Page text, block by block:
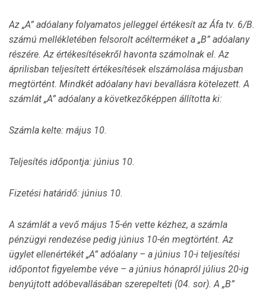
Az „A” adóalany folyamatos jelleggel értékesít az Áfa tv. 6/B.
számú mellékletében felsorolt acélterméket a „B” adóalany
részére. Az értékesítésekről havonta számolnak el. Az
áprilisban teljesített értékesítések elszámolása májusban
megtörtént. Mindkét adóalany havi bevallásra kötelezett. A
számlát „A” adóalany a következőképpen állította ki:
Számla kelte: május 10.
Teljesítés időpontja: június 10.
Fizetési határidő: június 10.
A számlát a vevő május 15-én vette kézhez, a számla
pénzügyi rendezése pedig június 10-én megtörtént. Az
ügylet ellenértékét „A” adóalany – a június 10-i teljesítési
időpontot figyelembe véve – a június hónapról július 20-ig
benyújtott adóbevallásában szerepelteti (04. sor). A „B”